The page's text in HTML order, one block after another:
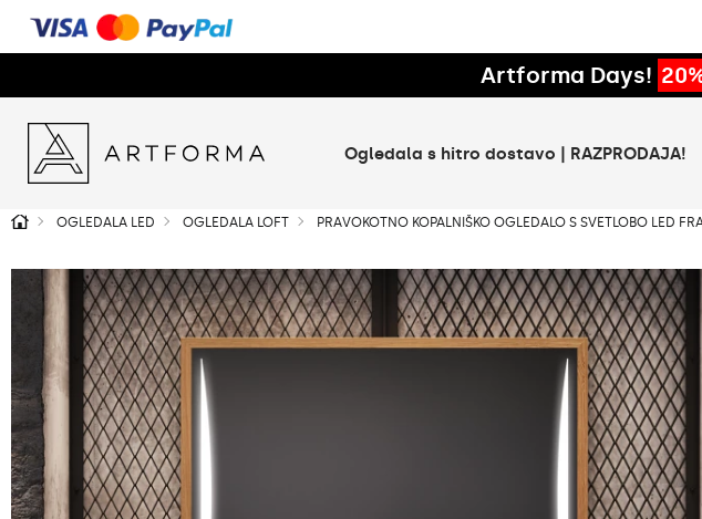
Artforma Days!
Ogledala s hitro dostavo | RAZPRODAJA!
OGLEDALA LED OGLEDALA LOFT PRAVOKOTNO KOPALNIŠKO OGLEDALO S SVETLOBO LED